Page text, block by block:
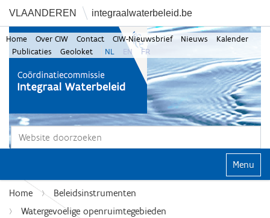
VLAANDEREN integraalwaterbeleid.be
Zoek
Home Over CIW Contact CIW-Nieuwsbrief Nieuws
Kalender
Publicaties
Geoloket NL EN FR
Klap
Home
Beleidsinstrumenten
Watergevoelige openruimtegebieden